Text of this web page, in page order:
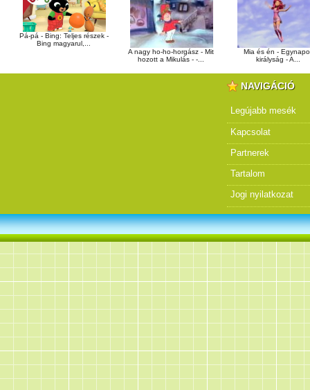
Pá-pá - Bing: Teljes részek -
Bing magyarul,...
A nagy ho-ho-horgász - Mit
hozott a Mikulás - -...
Mia és én -
királyság - A...
NAVIGÁCIÓ
Legújabb mesék
Kapcsolat
Partnerek
Tartalom
Jogi nyilatkozat